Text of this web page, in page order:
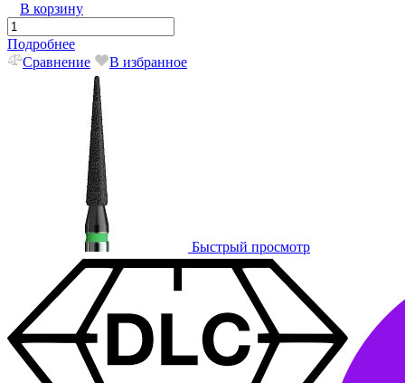
В корзину
Подробнее
Сравнение
В избранное
Быстрый просмотр